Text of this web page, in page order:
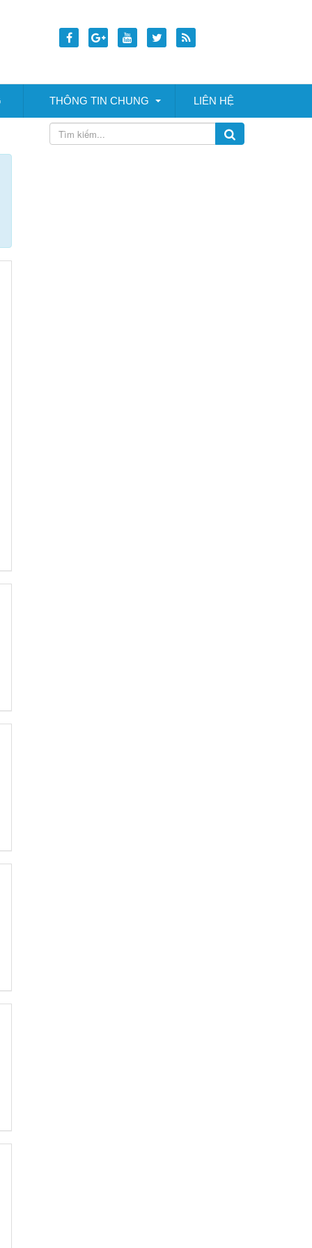
THÔNG TIN CHUNG LIÊN HỆ